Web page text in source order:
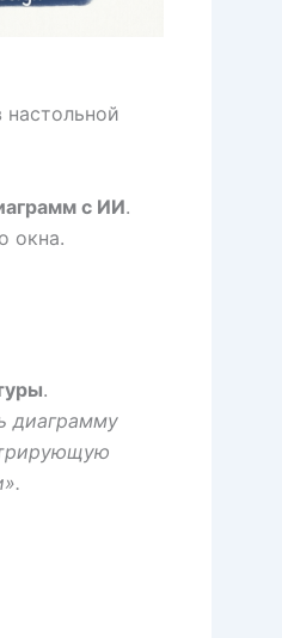
с ИИ.
окна.
.
диаграмму